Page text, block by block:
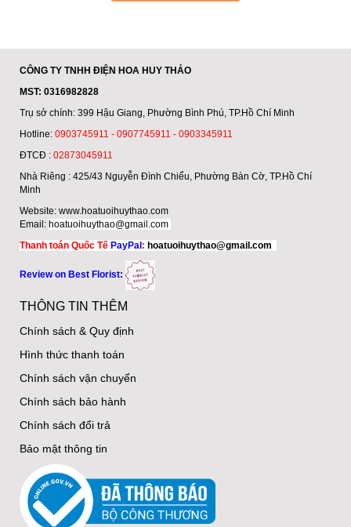
CÔNG TY TNHH ĐIỆN HOA HUY THẢO
MST: 0316982828
Trụ sở chính: 399 Hậu Giang, Phường Bình Phú, TP.Hồ Chí Minh
Hotline: 0903745911 - 0907745911 - 0903345911
ĐTCĐ : 02873045911
Nhà Riêng : 425/43 Nguyễn Đình Chiểu, Phường Bàn Cờ, TP.Hồ Chí
Minh
Website: www.hoatuoihuythao.com
Email: hoatuoihuythao@gmail.com
Thanh toán Quốc Tế PayPal : hoatuoihuythao@gmail.com
Review on Best Florist:
THÔNG TIN THÊM
Chính sách & Quy định
Hình thức thanh toán
Chính sách vận chuyển
Chính sách bảo hành
Chính sách đổi trả
Bảo mật thông tin